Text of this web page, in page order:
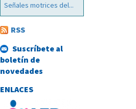
Señales motrices del...
RSS
Suscríbete al
boletín de
novedades
ENLACES